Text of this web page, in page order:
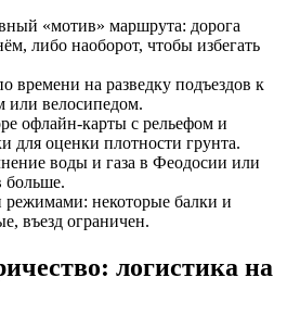
«мотив» маршрута: дорога
либо наоборот, чтобы избегать
времени на разведку подъездов к
или велосипедом.
офлайн-карты с рельефом и
для оценки плотности грунта.
воды и газа в Феодосии или
больше.
некоторые балки и
въезд ограничен.
логистика на